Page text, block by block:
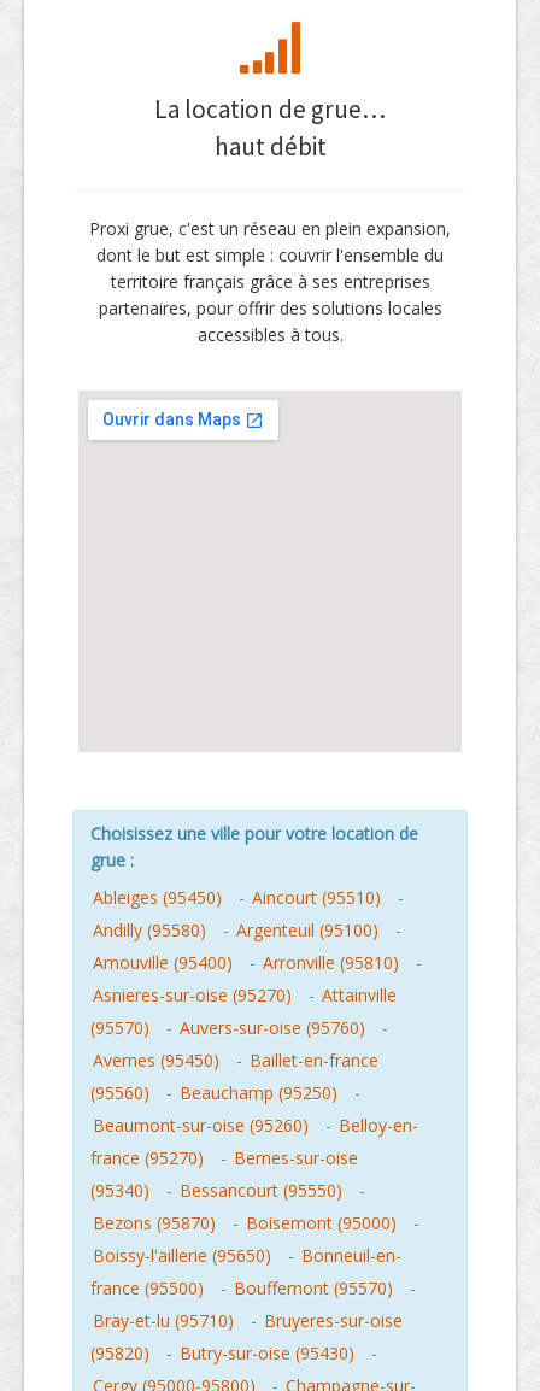
La location de grue…
haut débit
Proxi grue, c'est un réseau en plein expansion,
dont le but est simple : couvrir l'ensemble du
territoire français grâce à ses entreprises
partenaires, pour offrir des solutions locales
accessibles à tous.
Choisissez une ville pour votre location de
grue :
Ableiges (95450)
- Aincourt (95510)
-
Andilly (95580)
- Argenteuil (95100)
-
Arnouville (95400)
- Arronville (95810)
-
Asnieres-sur-oise (95270)
- Attainville
(95570)
- Auvers-sur-oise (95760)
-
Avernes (95450)
- Baillet-en-france
(95560)
- Beauchamp (95250)
-
Beaumont-sur-oise (95260)
- Belloy-en-
france (95270)
- Bernes-sur-oise
(95340)
- Bessancourt (95550)
-
Bezons (95870)
- Boisemont (95000)
-
Boissy-l'aillerie (95650)
- Bonneuil-en-
france (95500)
- Bouffemont (95570)
-
Bray-et-lu (95710)
- Bruyeres-sur-oise
(95820)
- Butry-sur-oise (95430)
-
Cergy (95000-95800)
- Champagne-sur-